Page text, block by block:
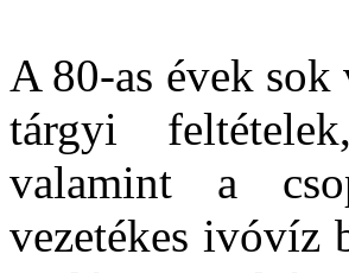
A 80-as évek
tárgyi
valamint a
vezetékes ivóvíz